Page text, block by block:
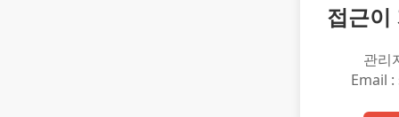
접근이
관리
Email